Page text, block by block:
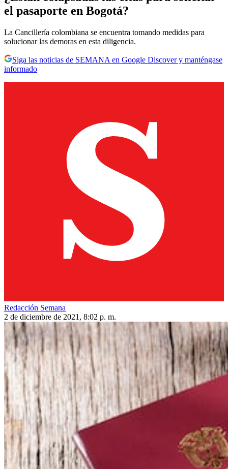
el pasaporte en Bogotá?
La Cancillería colombiana se encuentra tomando medidas para
solucionar las demoras en esta diligencia.
Siga las noticias de SEMANA en Google Discover y manténgase
informado
Redacción Semana
2 de diciembre de 2021, 8:02 p. m.